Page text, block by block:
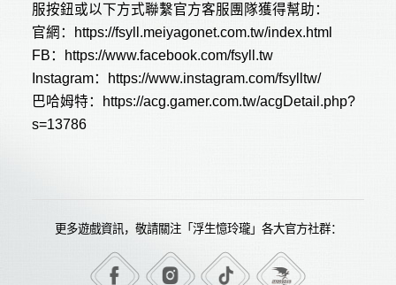
服按鈕或以下方式聯繫官方客服團隊獲得幫助：
官網：
https://fsyll.meiyagonet.com.tw/index.html
FB：
https://www.facebook.com/fsyll.tw
Instagram：
https://www.instagram.com/fsylltw/
巴哈姆特：
https://acg.gamer.com.tw/acgDetail.php?
s=13786
更多遊戲資訊，敬請關注「浮生憶玲瓏」各大官方社群：